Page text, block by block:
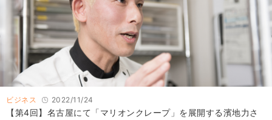
ビジネス 2022/11/24
【第4回】名古屋にて「マリオンクレープ」を展開する濱地力さ